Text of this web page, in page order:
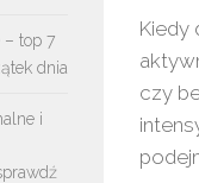
Kiedy
czy
– top 7
dnia
i